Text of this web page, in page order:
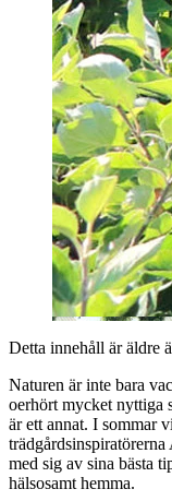
Detta innehåll är äldre
Naturen är inte bara
oerhört mycket nyttiga
är ett annat. I sommar
med sig av sina bästa
hälsosamt hemma.